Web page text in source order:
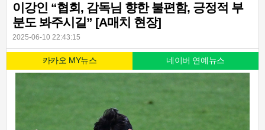
이강인 “협회, 감독님 향한 불편함, 긍정적 부
분도 봐주시길” [A매치 현장]
2025-06-10 22:43:15
카카오 MY뉴스 네이버 연예뉴스